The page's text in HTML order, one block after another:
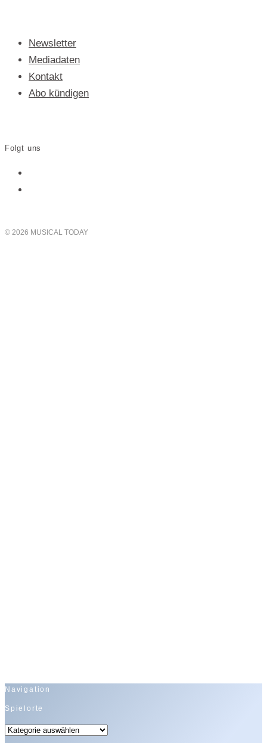
Newsletter
Mediadaten
Kontakt
Abo kündigen
Folgt uns
© 2026 MUSICAL TODAY
Navigation
Spielorte
Spielorte